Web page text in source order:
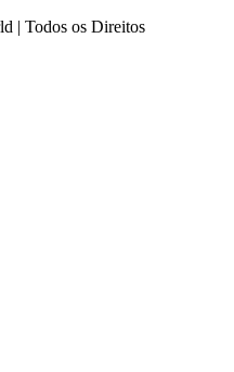
| Todos os Direitos